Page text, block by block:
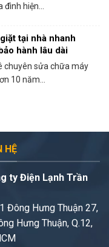
hiện...
tại nhà nhanh
hành lâu dài
chuyên sửa chữa máy
10 năm...
HỆ
ty Điện Lạnh Trần
Đông Hưng Thuận 27,
Hưng Thuận, Q.12,